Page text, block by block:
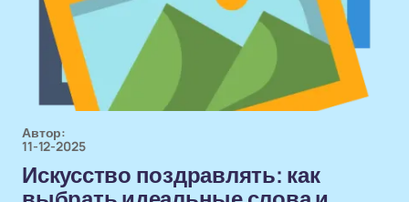
Автор:
11-12-2025
Искусство поздравлять: как